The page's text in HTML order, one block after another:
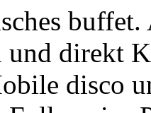
und direkt
disco